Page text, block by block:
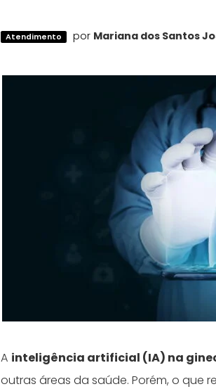
Atendimento por Mariana dos Santos
A inteligência artificial (IA) na
outras áreas da saúde. Porém, o que